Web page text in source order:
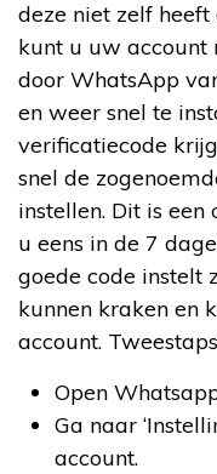
deze niet zelf
kunt u uw
door WhatsApp
en weer snel te
verificatiecode
snel de
instellen. Dit is
u eens in de 7
goede code instelt
kunnen kraken en
account.
Open
Ga naar
account.